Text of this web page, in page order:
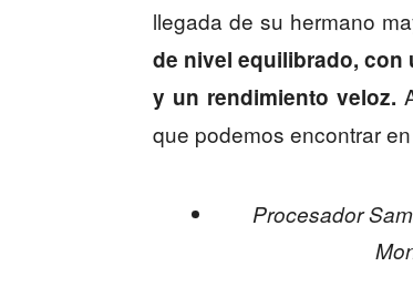
llegada de su hermano
de nivel equilibrado, con
y un rendimiento veloz.
que podemos encontrar
Procesador